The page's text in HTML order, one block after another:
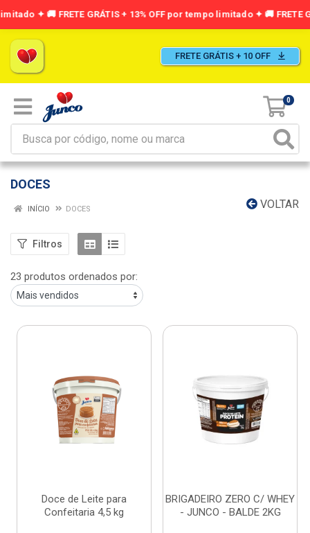
FRETE GRÁTIS + 10 OFF
0
DOCES
VOLTAR
INÍCIO DOCES
Filtros
23 produtos ordenados por:
Doce de Leite para
Confeitaria 4,5 kg
BRIGADEIRO ZERO C/ WHEY
- JUNCO - BALDE 2KG